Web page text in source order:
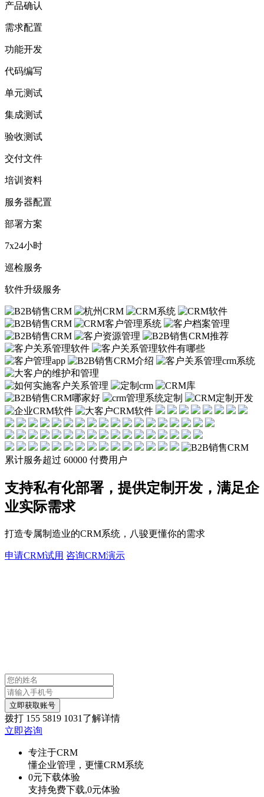
产品确认
需求配置
功能开发
代码编写
单元测试
集成测试
验收测试
交付文件
培训资料
服务器配置
部署方案
7x24小时
巡检服务
软件升级服务
累计服务超过 60000 付费用户
支持私有化部署，提供定制开发，满足企
业实际需求
打造专属制造业的CRM系统，八骏更懂你的需求
申请CRM试用 咨询CRM演示
立即获取账号
拨打 155 5819 1031 了解详情
立即咨询
专注于CRM
懂企业管理，更懂CRM系统
0元下载体验
支持免费下载,0元体验